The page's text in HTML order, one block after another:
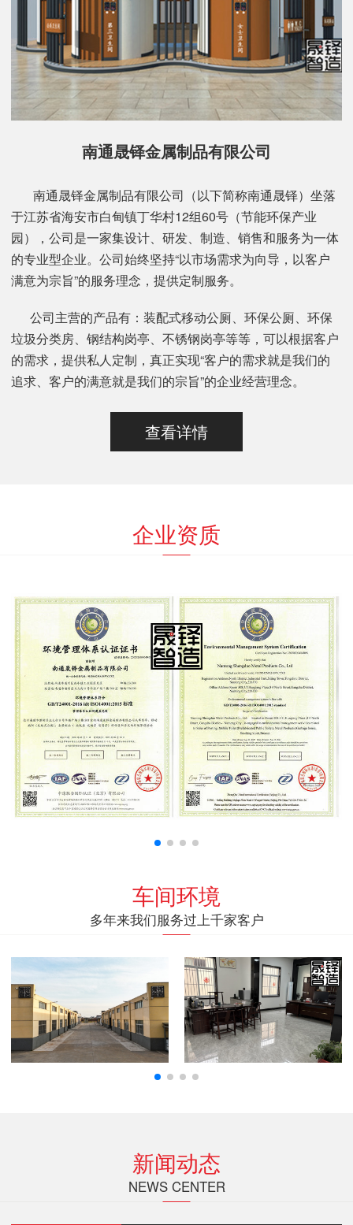
南通晟铎金属制品有限公司
南通晟铎金属制品有限公司（以下简称南通晟铎）坐落
于江苏省海安市白甸镇丁华村12组60号（节能环保产业
园），公司是一家集设计、研发、制造、销售和服务为一体
的专业型企业。公司始终坚持“以市场需求为向导，以客户
满意为宗旨”的服务理念，提供定制服务。
公司主营的产品有：装配式移动公厕、环保公厕、环保
垃圾分类房、钢结构岗亭、不锈钢岗亭等等，可以根据客户
的需求，提供私人定制，真正实现“客户的需求就是我们的
追求、客户的满意就是我们的宗旨”的企业经营理念。
查看详情
企业资质
车间环境
多年来我们服务过上千家客户
新闻动态
NEWS CENTER